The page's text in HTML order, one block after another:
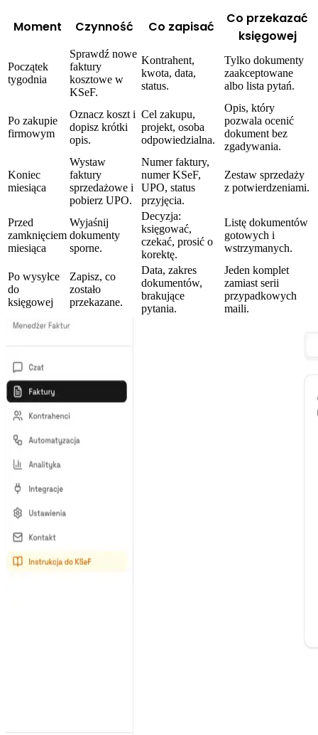
Moment Czynność Co zapisać
Co przekazać
księgowej
Początek
tygodnia
Sprawdź nowe
faktury
kosztowe w
KSeF.
Kontrahent,
kwota, data,
status.
Tylko dokumenty
zaakceptowane
albo lista pytań.
Po zakupie
firmowym
Oznacz koszt i
dopisz krótki
opis.
Cel zakupu,
projekt, osoba
odpowiedzialna.
Opis, który
pozwala ocenić
dokument bez
zgadywania.
Koniec
miesiąca
Wystaw
faktury
sprzedażowe i
pobierz UPO.
Numer faktury,
numer KSeF,
UPO, status
przyjęcia.
Zestaw sprzedaży
z potwierdzeniami.
Przed
zamknięciem
miesiąca
Wyjaśnij
dokumenty
sporne.
Decyzja:
księgować,
czekać, prosić o
korektę.
Listę dokumentów
gotowych i
wstrzymanych.
Po wysyłce
do
księgowej
Zapisz, co
zostało
przekazane.
Data, zakres
dokumentów,
brakujące
pytania.
Jeden komplet
zamiast serii
przypadkowych
maili.